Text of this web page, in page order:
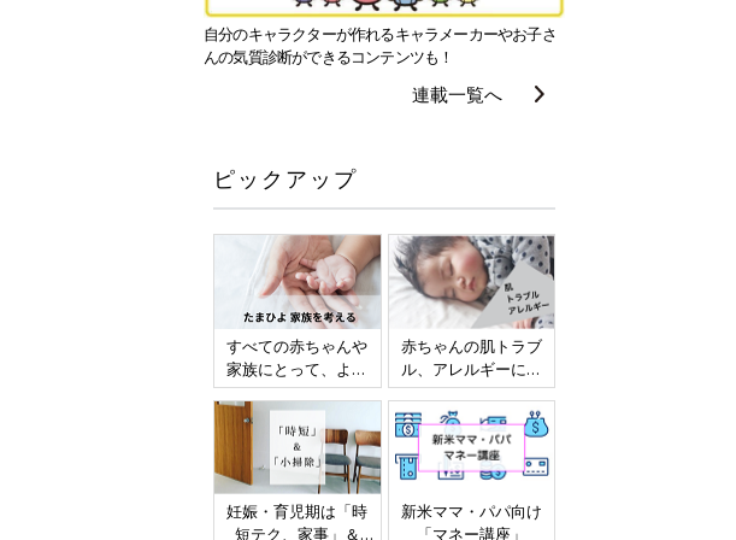
自分のキャラクターが作れるキャラメーカーやお子さ
んの気質診断ができるコンテンツも！
連載一覧へ
ピックアップ
すべての赤ちゃんや
家族にとって、より
よい社会・環境とな
ることをめざしてさ
まざまな課題を取材
し、発信していきま
す
赤ちゃんの肌トラブ
ル、アレルギーにつ
いて
妊娠・育児期は「時
短テク、家事」＆
新米ママ・パパ向け
「マネー講座」